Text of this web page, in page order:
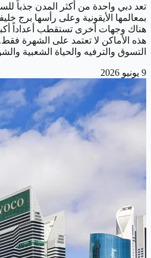
تعد دبي واحدة من أكثر المدن جذباً
بمعالمها الأيقونية وعلى رأسها برج
هناك وجهات أخرى تستقطب أعداداً
هذه الأماكن لا تعتمد على الشهرة
التسوق والترفيه والحياة الشعبية
9 يونيو 2026